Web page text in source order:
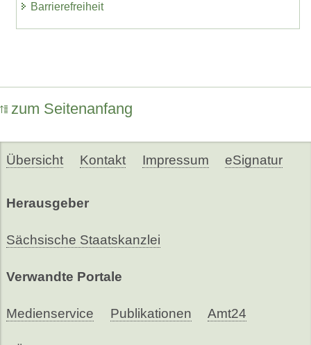
Barrierefreiheit
zum Seitenanfang
Übersicht Kontakt Impressum eSignatur
Herausgeber
Sächsische Staatskanzlei
Verwandte Portale
Medienservice Publikationen Amt24